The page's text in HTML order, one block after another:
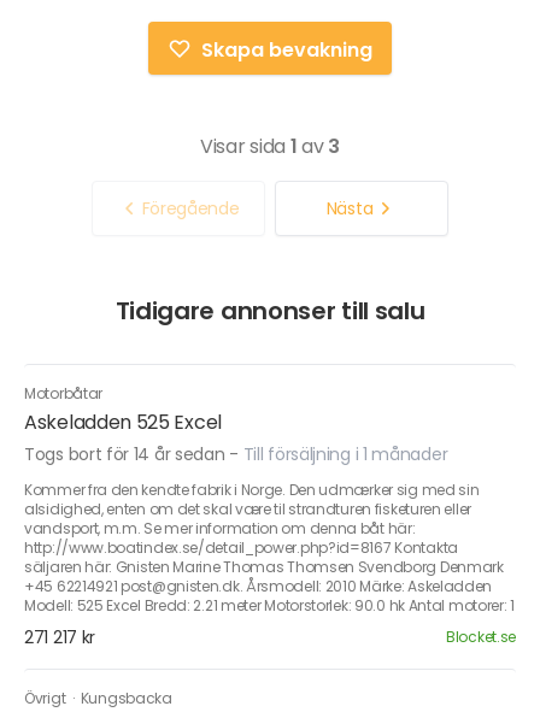
Skapa bevakning
Visar sida 1av3
Föregående Nästa
Tidigare annonser till salu
Motorbåtar
Askeladden 525 Excel
Togs bort för 14 år sedan - Till försäljning i 1 månader
Kommer fra den kendte fabrik i Norge. Den udmærker sig med sin
alsidighed, enten om det skal være til strandturen fisketuren eller
vandsport, m.m. Se mer information om denna båt här:
http://www.boatindex.se/detail_power.php?id=8167 Kontakta
säljaren här: Gnisten Marine Thomas Thomsen Svendborg Denmark
+45 62214921 post@gnisten.dk. Årsmodell: 2010 Märke: Askeladden
Modell: 525 Excel Bredd: 2.21 meter Motorstorlek: 90.0 hk Antal motorer: 1
271 217 kr Blocket.se
Övrigt · Kungsbacka